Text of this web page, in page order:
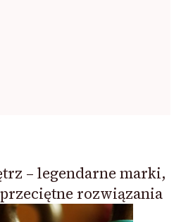
– legendarne marki,
rozwiązania